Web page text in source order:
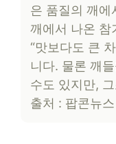
은 품질의 깨에
깨에서 나온 참
“맛보다도 큰
니다. 물론 깨
수도 있지만,
출처 : 팝콘뉴스